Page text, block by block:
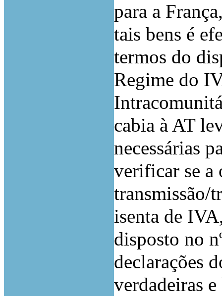
para a
tais bens é
termos do
Regime do
cabia à AT
necessárias
verificar se a
transmissão/
isenta de
disposto no
declarações
verdadeiras